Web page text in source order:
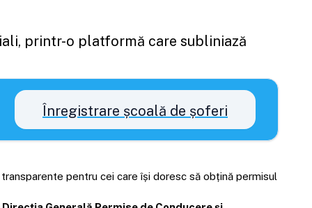
printr-o platformă care subliniază
Înregistrare școală de șoferi
pentru cei care își doresc să obțină permisul